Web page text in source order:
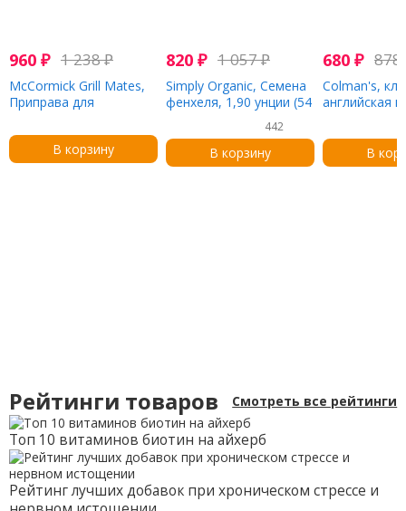
960 ₽ 1 238₽
McCormick Grill Mates,
Приправа для
унции)
В корзину
820 ₽ 1 057₽
Simply Organic, Семена
фенхеля, 1,90 унции (54
442
В корзину
680 ₽ 878
Colman's,
английская
В
Рейтинги товаров Смотреть все рейтинги
Топ 10 витаминов биотин на айхерб
Рейтинг лучших добавок при хроническом стрессе и